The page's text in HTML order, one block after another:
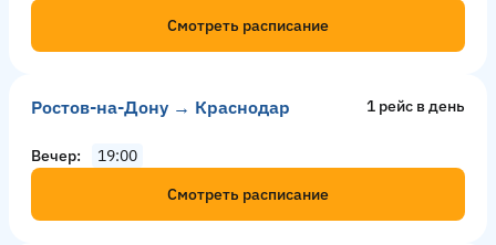
Смотреть расписание
Ростов-на-Дону → Краснодар 1 рейс в день
Вечер
19:00
Смотреть расписание